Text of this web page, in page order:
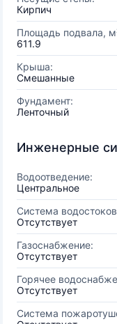
Кирпич
Площадь подвала,
611.9
Крыша:
Смешанные
Фундамент:
Ленточный
Инженерные
Водоотведение:
Центральное
Система
Отсутствует
Газоснабжение:
Отсутствует
Горячее
Отсутствует
Система